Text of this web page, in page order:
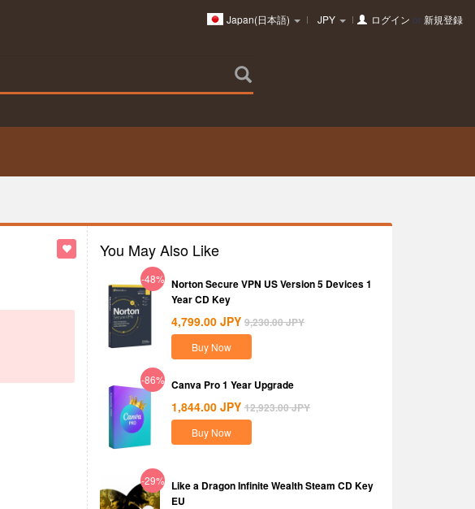
Japan(日本語) JPY ログイン or新規登録
You May Also Like
-48% Norton Secure VPN US Version 5 Devices 1
Year CD Key
4,799.00 JPY 9,230.00JPY
Buy Now
-86% Canva Pro 1 Year Upgrade
1,844.00 JPY 12,923.00JPY
Buy Now
-29% Like a Dragon Infinite Wealth Steam CD Key
EU